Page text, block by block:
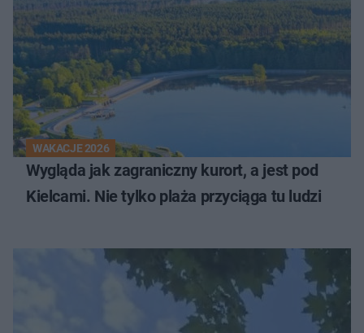
WAKACJE 2026
Wygląda jak zagraniczny kurort, a jest pod
Kielcami. Nie tylko plaża przyciąga tu ludzi